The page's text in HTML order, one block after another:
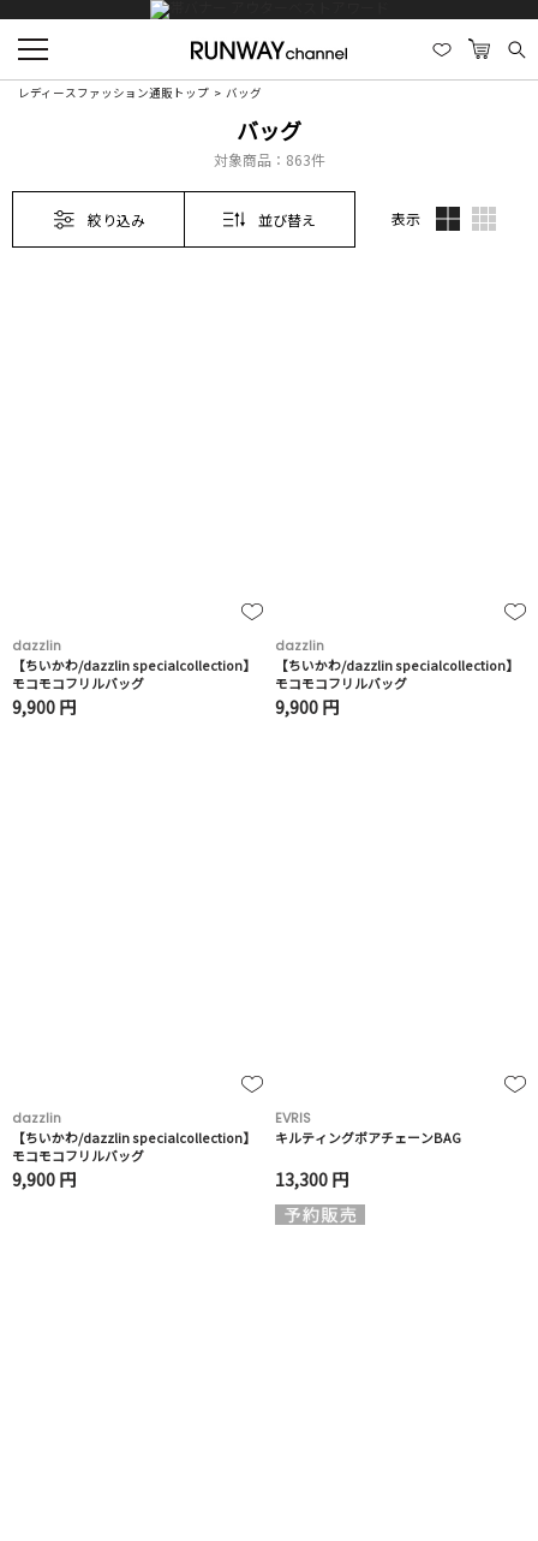
レディースファッション通販トップ バッグ
バッグ
対象商品： 863件
絞り込み 並び替え 表示
dazzlin
【ちいかわ/dazzlin specialcollection】
モコモコフリルバッグ
9,900 円
dazzlin
【ちいかわ/dazzlin specialcollection】
モコモコフリルバッグ
9,900 円
dazzlin
【ちいかわ/dazzlin specialcollection】
モコモコフリルバッグ
9,900 円
EVRIS
キルティングボアチェーンBAG
13,300 円